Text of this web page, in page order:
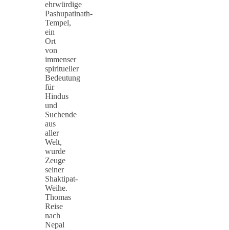
ehrwürdige
Pashupatinath-
Tempel,
ein
Ort
von
immenser
spiritueller
Bedeutung
für
Hindus
und
Suchende
aus
aller
Welt,
wurde
Zeuge
seiner
Shaktipat-
Weihe.
Thomas
Reise
nach
Nepal